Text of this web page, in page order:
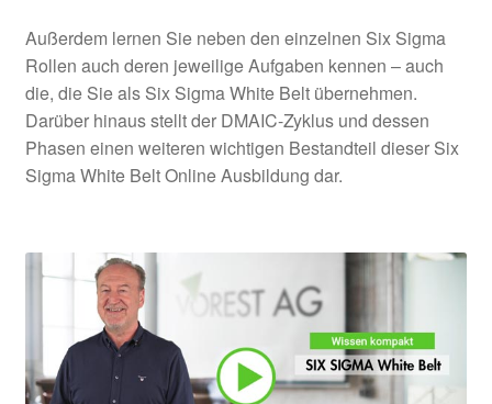
Was ist Six Sigma – kostenlos
Vorlagen
Außerdem lernen Sie neben den einzelnen Six Sigma
Rollen auch deren jeweilige Aufgaben kennen – auch
die, die Sie als Six Sigma White Belt übernehmen.
Darüber hinaus stellt der DMAIC-Zyklus und dessen
Phasen einen weiteren wichtigen Bestandteil dieser Six
Sigma White Belt Online Ausbildung dar.